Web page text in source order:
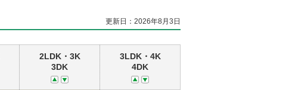
更新日：2026年8月3日
2LDK・3K
3DK
3LDK・4K
4DK